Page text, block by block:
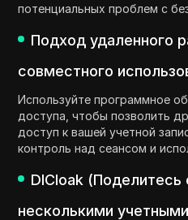
потенциальных проблем с
Подход удаленного
совместного
Используйте программное
доступа, чтобы позволить
доступ к вашей учетной
контроль над сеансом и
DICloak (Поделитесь
несколькими